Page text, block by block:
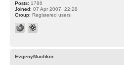
Posts: 1786
Joined: 07 Apr 2007, 22:28
Group: Registered users
EvgenyMuchkin